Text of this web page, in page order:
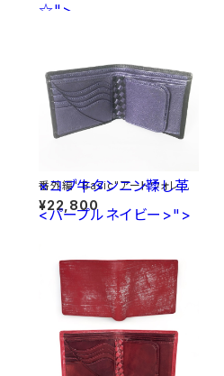
☆">
×コブ牛タンニン鞣し革
<パープルネイビー>">
番外編" Basic"アートウォレット
イタリア産オイルヌメ<黒>×コブ
牛タンニン鞣し革<パープルネイ
¥22,800